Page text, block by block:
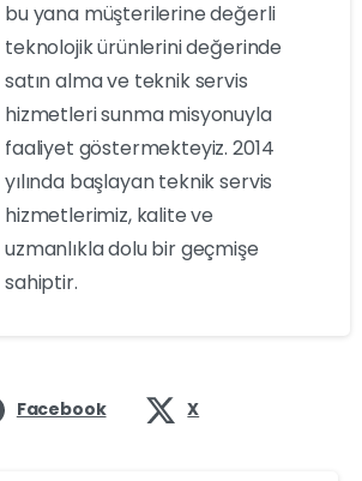
bu yana müşterilerine değerli
teknolojik ürünlerini değerinde
satın alma ve teknik servis
hizmetleri sunma misyonuyla
faaliyet göstermekteyiz. 2014
yılında başlayan teknik servis
hizmetlerimiz, kalite ve
uzmanlıkla dolu bir geçmişe
sahiptir.
Facebook X